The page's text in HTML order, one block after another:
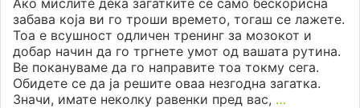
забава која ви го троши времето, тогаш се лажете.
Тоа е всушност одличен тренинг за мозокот и
добар начин да го тргнете умот од вашата рутина.
Ве покануваме да го направите тоа токму сега.
Обидете се да ја решите оваа незгодна загатка.
Значи, имате неколку равенки пред вас, …